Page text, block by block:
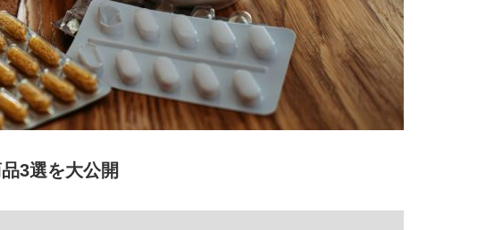
3選を大公開